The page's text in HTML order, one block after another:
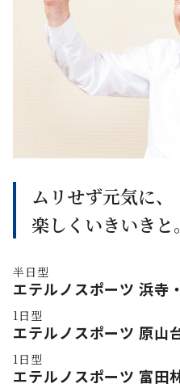
ムリせず元気に、
楽しくいきいきと。
エテルノスポーツ 浜寺・
エテルノスポーツ 原山
エテルノスポーツ 富田